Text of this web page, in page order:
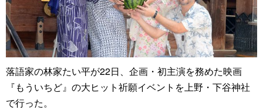
落語家の林家たい平が22日、企画・初主演を務めた映画
『もういちど』の大ヒット祈願イベントを上野・下谷神社
で行った。